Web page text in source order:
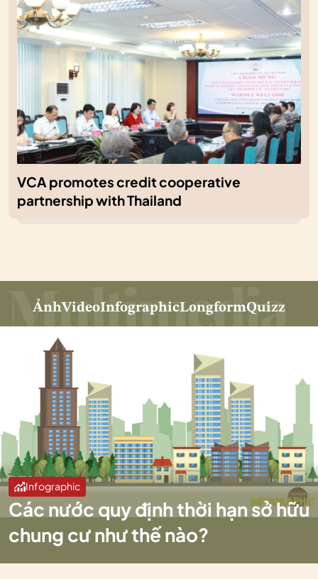
VCA promotes credit cooperative
partnership with Thailand
ẢnhVideoInfographicLongformQuizz
Infographic
Các nước quy định thời hạn sở hữu
chung cư như thế nào?